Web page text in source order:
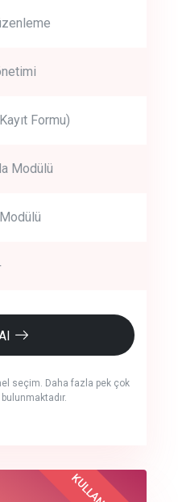
Formu)
Modülü
seçim. Daha fazla pek çok